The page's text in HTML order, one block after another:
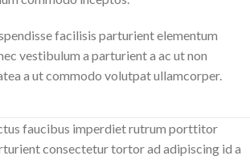
facilisis parturient elementum
vestibulum a parturient a ac ut non
a ut commodo volutpat ullamcorper.
faucibus imperdiet rutrum porttitor
consectetur tortor ad adipiscing id a